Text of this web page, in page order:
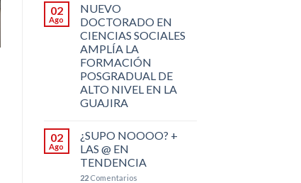
02
Ago
NUEVO
DOCTORADO EN
CIENCIAS SOCIALES
AMPLÍA LA
FORMACIÓN
POSGRADUAL DE
ALTO NIVEL EN LA
GUAJIRA
02
Ago
¿SUPO NOOOO? +
LAS @ EN
TENDENCIA
22Comentarios